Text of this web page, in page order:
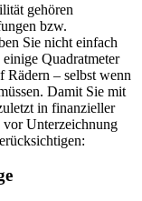
gehören
bzw.
Sie nicht einfach
Quadratmeter
Rädern – selbst wenn
Damit Sie mit
in finanzieller
Unterzeichnung